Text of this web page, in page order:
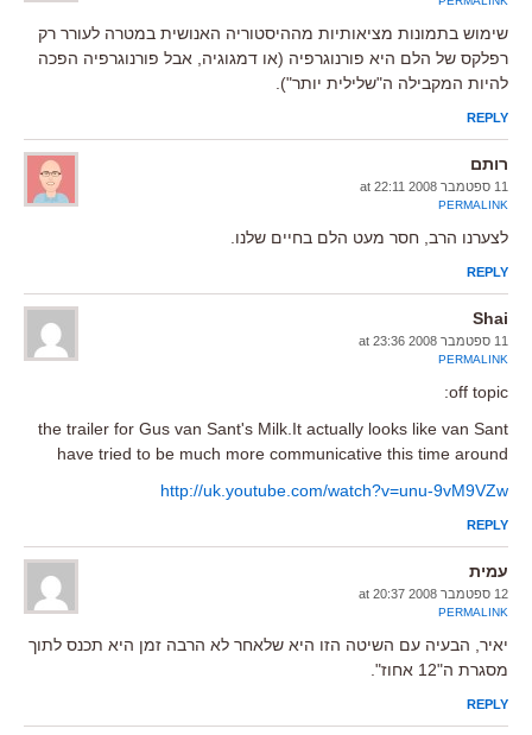
שימוש בתמונות מציאותיות מההיסטוריה האנושית במטרה לעורר רק
רפלקס של הלם היא פורנוגרפיה (או דמגוגיה, אבל פורנוגרפיה הפכה
להיות המקבילה ה"שלילית יותר").
REPLY
רותם
11 ספטמבר 2008 at 22:11
PERMALINK
לצערנו הרב, חסר מעט הלם בחיים שלנו.
REPLY
Shai
11 ספטמבר 2008 at 23:36
PERMALINK
off topic:
the trailer for Gus van Sant's Milk.It actually looks like van Sant
have tried to be much more communicative this time around
http://uk.youtube.com/watch?v=unu-9vM9VZw
REPLY
עמית
12 ספטמבר 2008 at 20:37
PERMALINK
יאיר, הבעיה עם השיטה הזו היא שלאחר לא הרבה זמן היא תכנס לתוך
מסגרת ה"12 אחוז".
REPLY